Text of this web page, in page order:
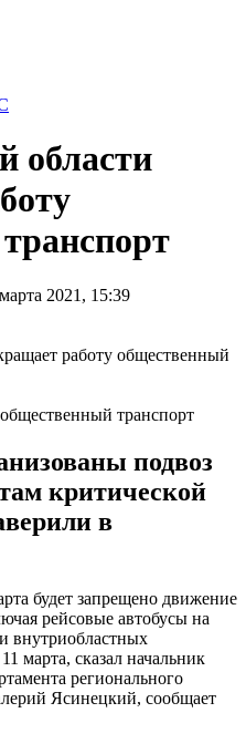
области
2021, 15:39
транспорт
подвоз
критической
в
будет запрещено движение
рейсовые автобусы на
внутриобластных
марта, сказал начальник
регионального
Ясинецкий, сообщает